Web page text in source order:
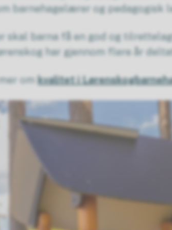
barnehagelærer og pedagogisk
skal barna få en god og
har gjennom flere år
omkvalitet i